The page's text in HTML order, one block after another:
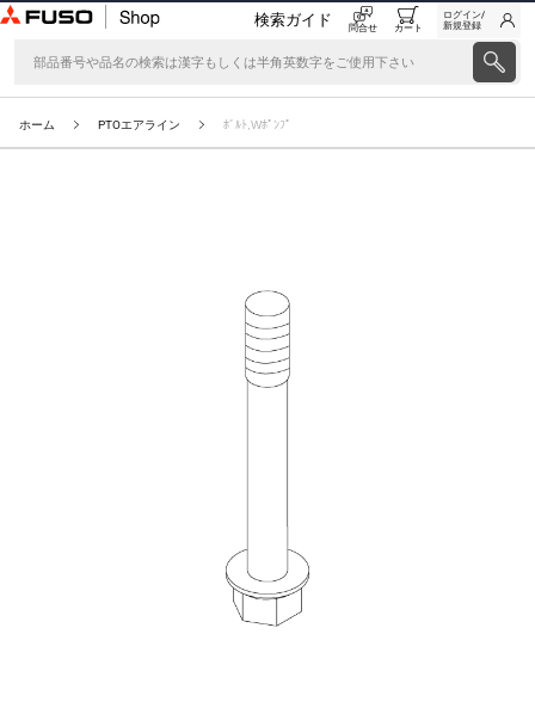
検索ガイド 問合せ カート
ログイン/
新規登録
ホーム PTOエアライン ﾎﾞﾙﾄ,Wﾎﾟﾝﾌﾟ